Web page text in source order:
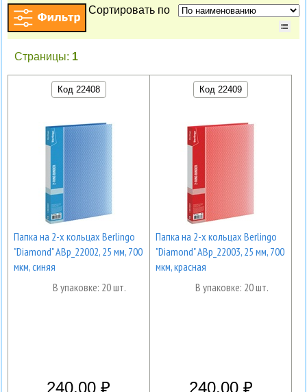
Сортировать по
Страницы: 1
Код 22408
Папка на 2-х кольцах Berlingo
"Diamond" ABp_22002, 25 мм, 700
мкм, синяя
В упаковке: 20 шт.
240.00
Код 22409
Папка на 2-х кольцах Berlingo
"Diamond" ABp_22003, 25 мм, 700
мкм, красная
В упаковке: 20 шт.
240.00